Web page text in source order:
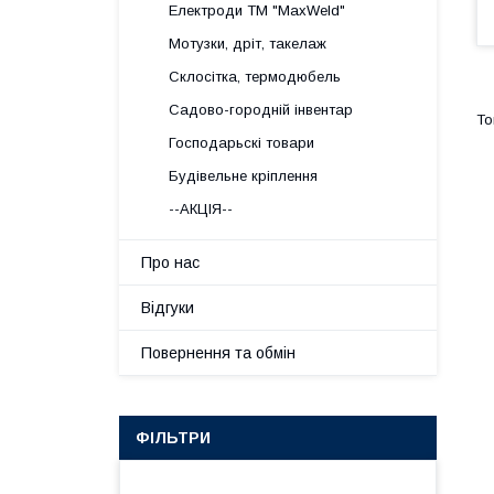
Електроди ТМ "MaxWeld"
Мотузки, дріт, такелаж
Склосітка, термодюбель
Садово-городній інвентар
Господарьскі товари
Будівельне кріплення
--АКЦІЯ--
Про нас
Відгуки
Повернення та обмін
ФІЛЬТРИ